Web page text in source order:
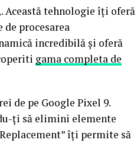
Această tehnologie îți oferă
procesarea
incredibilă și oferă
gama completa de
de pe Google Pixel 9.
ți să elimini elemente
îți permite să